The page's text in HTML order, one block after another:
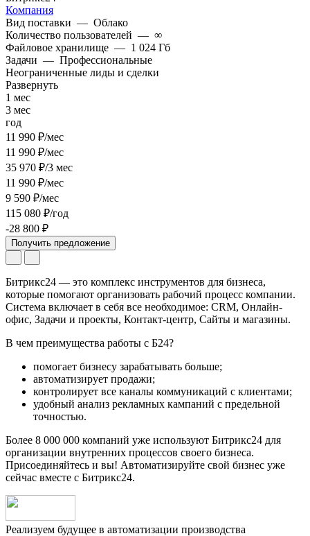
Компания
Вид поставки — Облако
Количество пользователей — ∞
Файловое хранилище — 1 024 Гб
Задачи — Профессиональные
Неограниченные лиды и сделки
Развернуть
1 мес
3 мес
год
11 990 ₽/мес
11 990 ₽/мес
35 970 ₽/3 мес
11 990 ₽/мес
9 590 ₽/мес
115 080 ₽/год
-28 800 ₽
Получить предложение
Битрикс24 — это комплекс инструментов для бизнеса,
которые помогают организовать рабочий процесс компании.
Система включает в себя все необходимое: CRM, Онлайн-
офис, Задачи и проекты, Контакт-центр, Сайты и магазины.
В чем преимущества работы с Б24?
помогает бизнесу зарабатывать больше;
автоматизирует продажи;
контролирует все каналы коммуникаций с клиентами;
удобный анализ рекламных кампаний с предельной
точностью.
Более 8 000 000 компаний уже используют Битрикс24 для
организации внутренних процессов своего бизнеса.
Присоединяйтесь и вы! Автоматизируйте свой бизнес уже
сейчас вместе с Битрикс24.
Реализуем будущее в автоматизации производства